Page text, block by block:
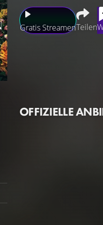
Gratis StreamenTeilen
muss.
OFFIZIELLE